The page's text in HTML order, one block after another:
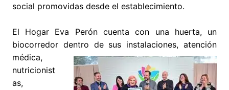
social promovidas desde el establecimiento.
El Hogar Eva Perón cuenta con una huerta, un
biocorredor dentro de sus instalaciones, atención
médica,
nutricionist
as,